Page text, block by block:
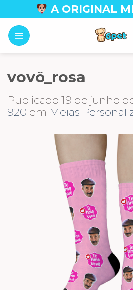
to
content
A ORIGINAL
vovô_rosa
Publicado 19 de junho
920 em Meias